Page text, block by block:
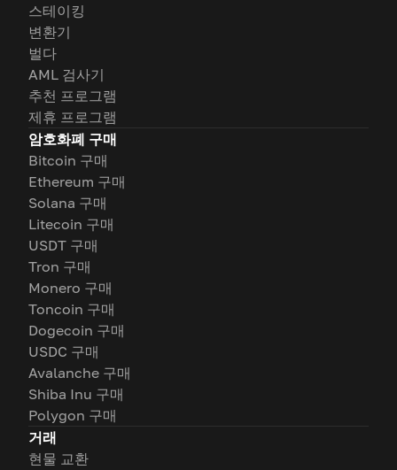
스테이킹
변환기
벌다
AML 검사기
추천 프로그램
제휴 프로그램
암호화폐 구매
Bitcoin 구매
Ethereum 구매
Solana 구매
Litecoin 구매
USDT 구매
Tron 구매
Monero 구매
Toncoin 구매
Dogecoin 구매
USDC 구매
Avalanche 구매
Shiba Inu 구매
Polygon 구매
거래
현물 교환